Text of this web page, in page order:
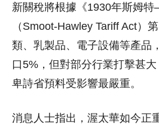
新關稅將根據《1930年斯姆特
（Smoot-Hawley Tariff Act）
類、乳製品、電子設備等產品
口5%，但對部分行業打擊甚
卑詩省預料受影響最嚴重。
消息人士指出，渥太華如今正